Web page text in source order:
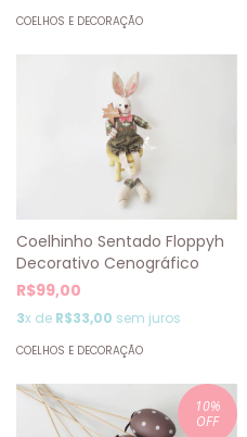
COELHOS E DECORAÇÃO
Coelhinho Sentado Floppyh
Decorativo Cenográfico
R$99,00
3x de R$33,00 sem juros
COELHOS E DECORAÇÃO
10%
OFF